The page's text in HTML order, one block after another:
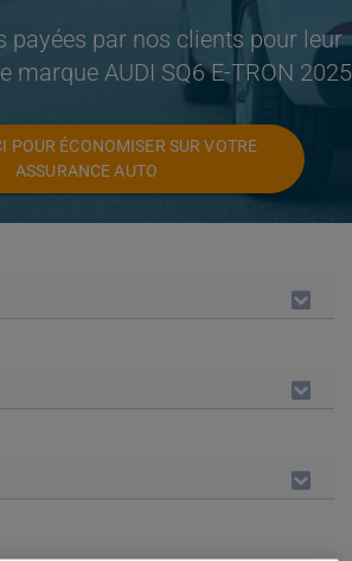
payées par nos clients pour leur
marque AUDI SQ6 E-TRON 2025
POUR ÉCONOMISER SUR VOTRE
ASSURANCE AUTO